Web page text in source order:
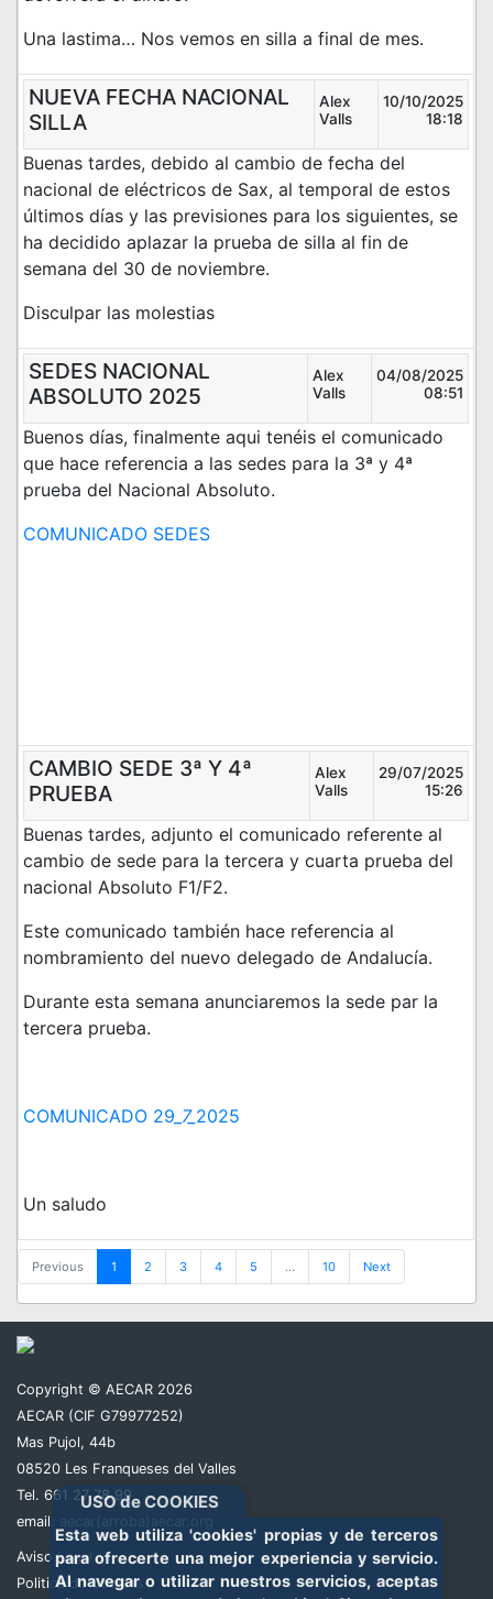
USO de COOKIES
Esta web utiliza 'cookies' propias y de terceros
para ofrecerte una mejor experiencia y servicio.
Al navegar o utilizar nuestros servicios, aceptas
Una lastima… Nos vemos en silla a final de mes.
NUEVA FECHA NACIONAL
SILLA
Alex
Valls
10/10/2025
18:18
Buenas tardes, debido al cambio de fecha del
nacional de eléctricos de Sax, al temporal de estos
últimos días y las previsiones para los siguientes, se
ha decidido aplazar la prueba de silla al fin de
semana del 30 de noviembre.
Disculpar las molestias
SEDES NACIONAL
ABSOLUTO 2025
Alex
Valls
04/08/2025
08:51
Buenos días, finalmente aqui tenéis el comunicado
que hace referencia a las sedes para la 3ª y 4ª
prueba del Nacional Absoluto.
COMUNICADO SEDES
CAMBIO SEDE 3ª Y 4ª
PRUEBA
Alex
Valls
29/07/2025
15:26
Buenas tardes, adjunto el comunicado referente al
cambio de sede para la tercera y cuarta prueba del
nacional Absoluto F1/F2.
Este comunicado también hace referencia al
nombramiento del nuevo delegado de Andalucía.
Durante esta semana anunciaremos la sede par la
tercera prueba.
COMUNICADO 29_ 7_ 2025
Un saludo
Previous 1 2 3 4 5 … 10 Next
Copyright © AECAR 2026
AECAR (CIF G79977252)
Mas Pujol, 44b
08520 Les Franqueses del Valles
Tel. 661 27 78 99
email:
aecar(arroba)aecar.org
Aviso Legal
Politica de Cookies